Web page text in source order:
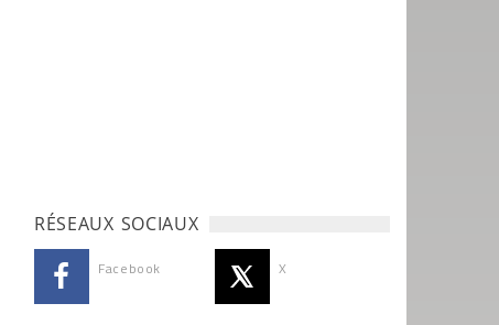
RÉSEAUX SOCIAUX
Facebook X